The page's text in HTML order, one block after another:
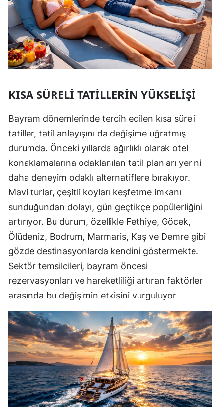
KISA SÜRELI TATILLERIN YÜKSELIŞI
Bayram dönemlerinde tercih edilen kısa süreli
tatiller, tatil anlayışını da değişime uğratmış
durumda. Önceki yıllarda ağırlıklı olarak otel
konaklamalarına odaklanılan tatil planları yerini
daha deneyim odaklı alternatiflere bırakıyor.
Mavi turlar, çeşitli koyları keşfetme imkanı
sunduğundan dolayı, gün geçtikçe popülerliğini
artırıyor. Bu durum, özellikle Fethiye, Göcek,
Ölüdeniz, Bodrum, Marmaris, Kaş ve Demre gibi
gözde destinasyonlarda kendini göstermekte.
Sektör temsilcileri, bayram öncesi
rezervasyonları ve hareketliliği artıran faktörler
arasında bu değişimin etkisini vurguluyor.